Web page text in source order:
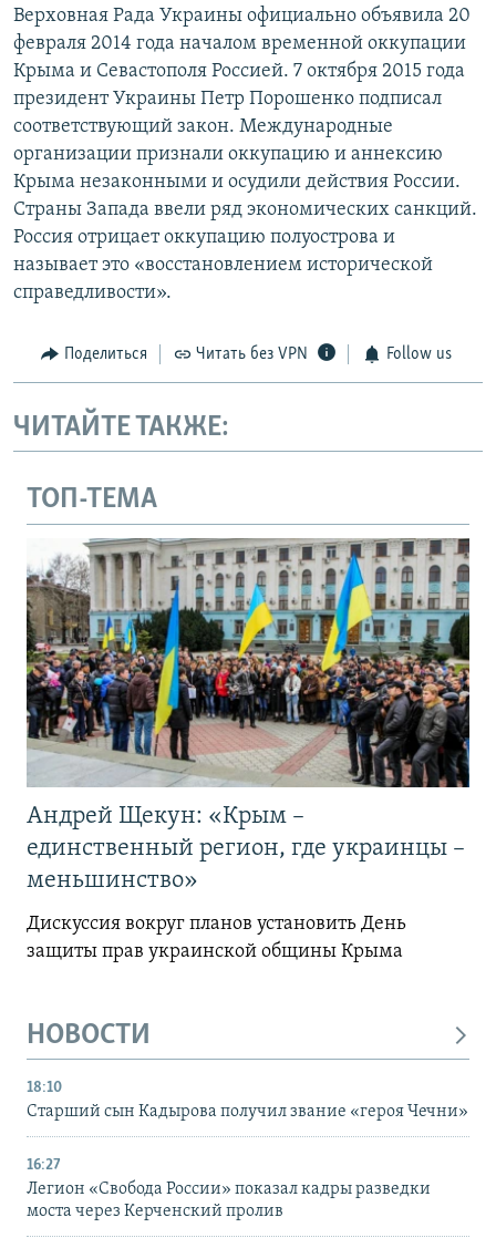
Верховная Рада Украины официально объявила 20
февраля 2014 года началом временной оккупации
Крыма и Севастополя Россией. 7 октября 2015 года
президент Украины Петр Порошенко подписал
соответствующий закон. Международные
организации признали оккупацию и аннексию
Крыма незаконными и осудили действия России.
Страны Запада ввели ряд экономических санкций.
Россия отрицает оккупацию полуострова и
называет это «восстановлением исторической
справедливости».
Поделиться Читать без VPN Follow us
ЧИТАЙТЕ ТАКЖЕ:
ТОП-ТЕМА
Андрей Щекун: «Крым –
единственный регион, где украинцы –
меньшинство»
Дискуссия вокруг планов установить День
защиты прав украинской общины Крыма
НОВОСТИ
18:10
Старший сын Кадырова получил звание «героя Чечни»
16:27
Легион «Свобода России» показал кадры разведки
моста через Керченский пролив